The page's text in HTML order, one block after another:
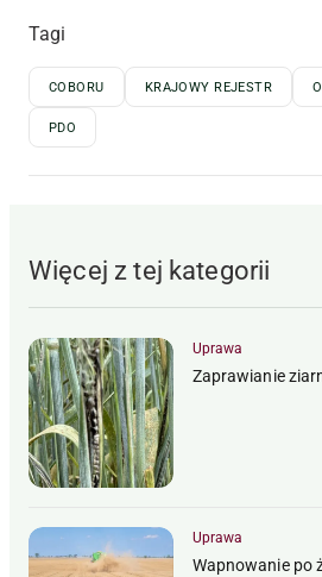
Tagi
COBORU KRAJOWY REJESTR
PDO
Więcej z tej kategorii
Uprawa
Zaprawianie
Uprawa
Wapnowanie po